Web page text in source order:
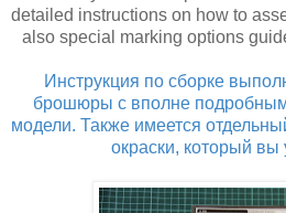
detailed instructions on how to
also special marking options
Инструкция по сборке
брошюры с вполне
модели. Также имеется
окраски, который вы